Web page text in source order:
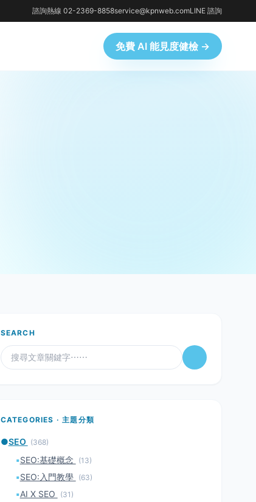
諮詢熱線 02-2369-8858service@kpnweb.comLINE 諮詢
免費 AI 能見度健檢 →
SEARCH
CATEGORIES · 主題分類
●SEO (368)
▪SEO:基礎概念 (13)
▪SEO:入門教學 (63)
▪AI X SEO (31)